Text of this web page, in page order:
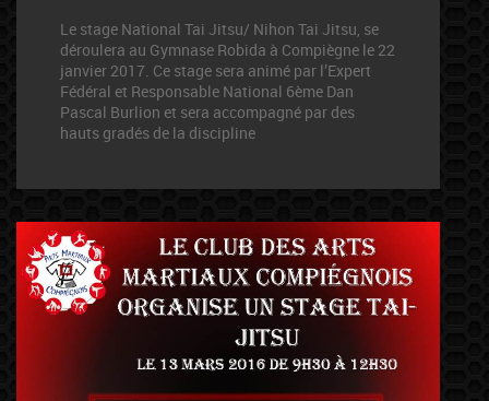
Le stage National Tai Jitsu/ Nihon Tai Jitsu, se
déroulera au Gymnase Robida à Compiègne le 22
janvier 2017. Ce stage sera animé par l’Expert
Fédéral et Responsable National 6ème Dan
Pascal Burlion et sera accompagné par des
hauts gradés de la discipline